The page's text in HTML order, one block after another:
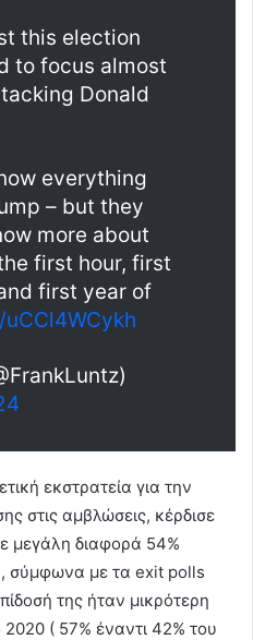
this election
to focus almost
Donald
everything
– but they
more about
first hour, first
first year of
εκστρατεία για την
στις αμβλώσεις, κέρδισε
μεγάλη διαφορά 54%
σύμφωνα με τα exit polls
της ήταν μικρότερη
( 57% έναντι 42% του